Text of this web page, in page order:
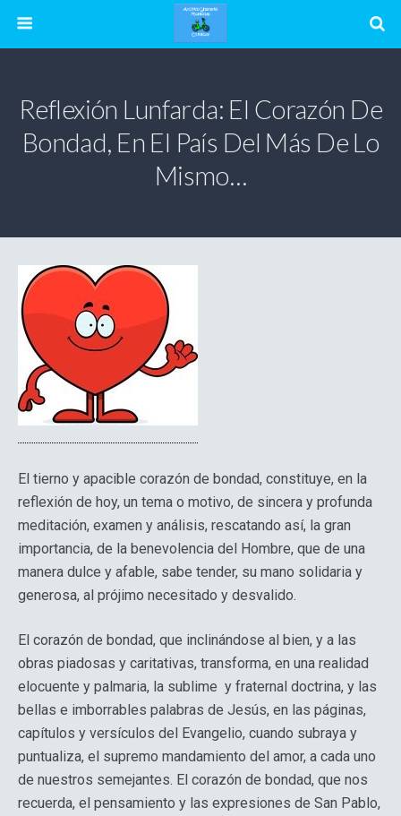
Reflexión Lunfarda: El Corazón De
Bondad, En El País Del Más De Lo
Mismo…
El tierno y apacible corazón de bondad, constituye, en la
reflexión de hoy, un tema o motivo, de sincera y profunda
meditación, examen y análisis, rescatando así, la gran
importancia, de la benevolencia del Hombre, que de una
manera dulce y afable, sabe tender, su mano solidaria y
generosa, al prójimo necesitado y desvalido.
El corazón de bondad, que inclinándose al bien, y a las
obras piadosas y caritativas, transforma, en una realidad
elocuente y palmaria, la sublime y fraternal doctrina, y las
bellas e imborrables palabras de Jesús, en las páginas,
capítulos y versículos del Evangelio, cuando subraya y
puntualiza, el supremo mandamiento del amor, a cada uno
de nuestros semejantes. El corazón de bondad, que nos
recuerda, el pensamiento y las expresiones de San Pablo,